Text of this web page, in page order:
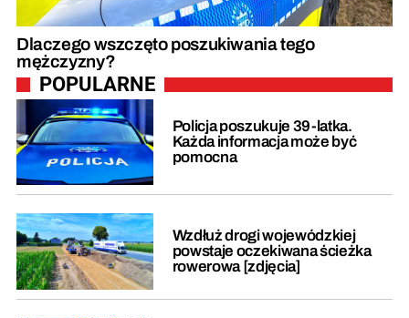
Dlaczego wszczęto poszukiwania tego
mężczyzny?
POPULARNE
Policja poszukuje 39-latka.
Każda informacja może być
pomocna
Wzdłuż drogi wojewódzkiej
powstaje oczekiwana ścieżka
rowerowa [zdjęcia]